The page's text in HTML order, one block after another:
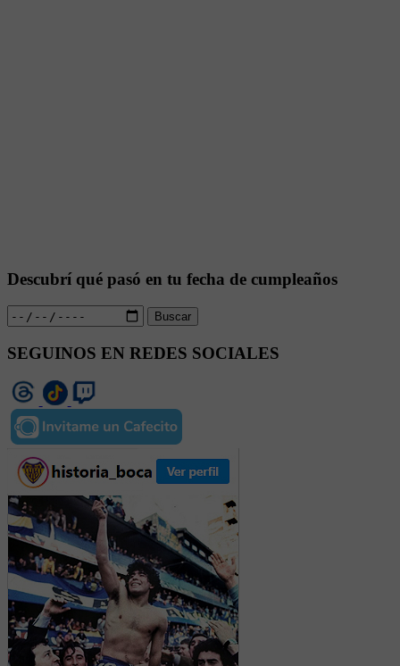
Descubrí qué pasó en tu fecha de cumpleaños
Buscar
SEGUINOS EN REDES SOCIALES